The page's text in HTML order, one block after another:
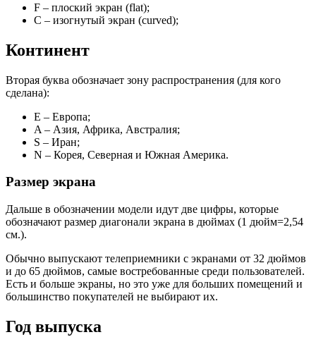
F – плоский экран (flat);
C – изогнутый экран (curved);
Континент
Вторая буква обозначает зону распространения (для кого
сделана):
E – Европа;
A – Азия, Африка, Австралия;
S – Иран;
N – Корея, Северная и Южная Америка.
Размер экрана
Дальше в обозначении модели идут две цифры, которые
обозначают размер диагонали экрана в дюймах (1 дюйм=2,54
см.).
Обычно выпускают телеприемники с экранами от 32 дюймов
и до 65 дюймов, самые востребованные среди пользователей.
Есть и больше экраны, но это уже для больших помещений и
большинство покупателей не выбирают их.
Год выпуска